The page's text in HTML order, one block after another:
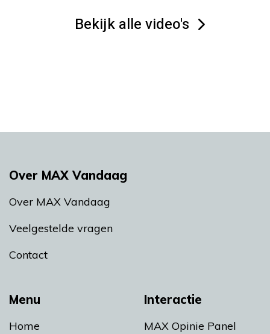
Bekijk alle video's
Menu
Home
Interactie
MAX Opinie Panel
Over MAX Vandaag
Over MAX Vandaag
Veelgestelde vragen
Contact